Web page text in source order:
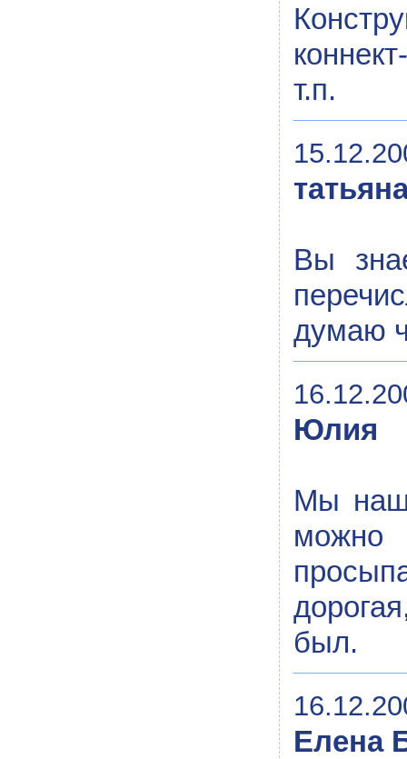
т.п.
Вы
думаю
Юлия
Мы
можно
был.
Елена